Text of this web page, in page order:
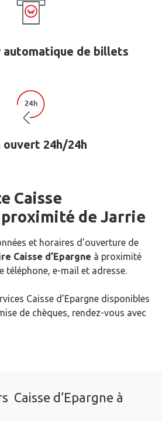
de billets
ouvert 24h/24h
Caisse
proximité de Jarrie
et horaires d’ouverture de
Caisse d’Epargne à proximité
téléphone, e-mail et adresse.
Caisse d’Epargne disponibles
de chèques, rendez-vous avec
Caisse d’Epargne à